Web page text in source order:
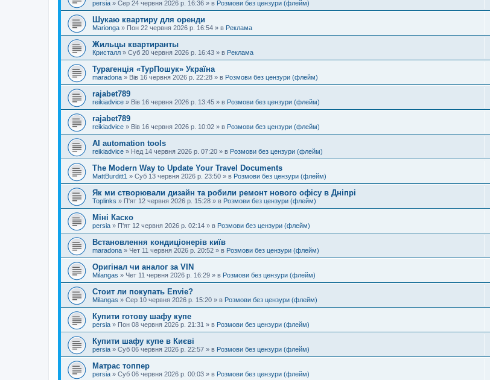
persia » Сер 24 червня 2026 р. 16:36 » в Розмови без цензури (флейм)
Шукаю квартиру для оренди
Marionga » Пон 22 червня 2026 р. 16:54 » в Реклама
Жильцы квартиранты
Кристалл » Суб 20 червня 2026 р. 16:43 » в Реклама
Турагенція «ТурПошук» Україна
maradona » Вів 16 червня 2026 р. 22:28 » в Розмови без цензури (флейм)
rajabet789
reikiadvice » Вів 16 червня 2026 р. 13:45 » в Розмови без цензури (флейм)
rajabet789
reikiadvice » Вів 16 червня 2026 р. 10:02 » в Розмови без цензури (флейм)
AI automation tools
reikiadvice » Нед 14 червня 2026 р. 07:20 » в Розмови без цензури (флейм)
The Modern Way to Update Your Travel Documents
MattBurditt1 » Суб 13 червня 2026 р. 23:50 » в Розмови без цензури (флейм)
Як ми створювали дизайн та робили ремонт нового офісу в Дніпрі
Toplinks » П'ят 12 червня 2026 р. 15:28 » в Розмови без цензури (флейм)
Міні Каско
persia » П'ят 12 червня 2026 р. 02:14 » в Розмови без цензури (флейм)
Встановлення кондиціонерів київ
maradona » Чет 11 червня 2026 р. 20:52 » в Розмови без цензури (флейм)
Оригінал чи аналог за VIN
Milangas » Чет 11 червня 2026 р. 16:29 » в Розмови без цензури (флейм)
Стоит ли покупать Envie?
Milangas » Сер 10 червня 2026 р. 15:20 » в Розмови без цензури (флейм)
Купити готову шафу купе
persia » Пон 08 червня 2026 р. 21:31 » в Розмови без цензури (флейм)
Купити шафу купе в Києві
persia » Суб 06 червня 2026 р. 22:57 » в Розмови без цензури (флейм)
Матрас топпер
persia » Суб 06 червня 2026 р. 00:03 » в Розмови без цензури (флейм)